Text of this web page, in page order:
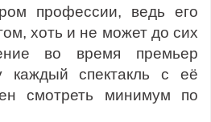
профессии, ведь его
хоть и не может до сих
во время премьер
каждый спектакль с её
смотреть минимум по